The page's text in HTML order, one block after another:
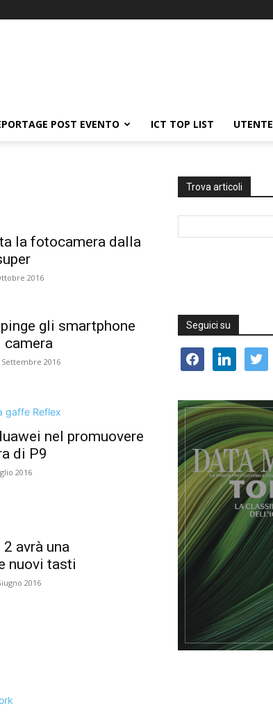
POST EVENTO ICT TOP LIST UTENTE
la fotocamera dalla
2016
gli smartphone
camera
Settembre 2016
nel promuovere
di P9
2016
avrà una
nuovi tasti
2016
Trova articoli
Seguici su
facebooklinkedin twitter